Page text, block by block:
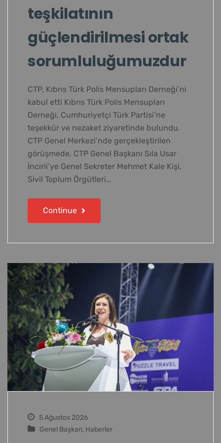
teşkilatının
güçlendirilmesi ortak
sorumluluğumuzdur
CTP, Kıbrıs Türk Polis Mensupları Derneği’ni
kabul etti Kıbrıs Türk Polis Mensupları
Derneği, Cumhuriyetçi Türk Partisi’ne
teşekkür ve nezaket ziyaretinde bulundu.
CTP Genel Merkezi’nde gerçekleştirilen
görüşmede, CTP Genel Başkanı Sıla Usar
İncirli’ye Genel Sekreter Mehmet Kale Kişi,
Sivil Toplum Örgütleri…
Continue
5 Ağustos 2026
Genel Başkan, Haberler